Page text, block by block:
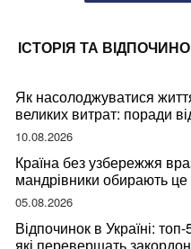
ІСТОРІЯ ТА
Як насолоджуватися
великих витрат: поради
10.08.2026
Країна без узбережжя
мандрівники обирають це
05.08.2026
Відпочинок в Україні:
які перевершать